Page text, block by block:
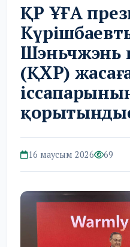
ҚР ҰҒА
Шэньчжэнь
(ҚХР)
16 маусым 2026 69